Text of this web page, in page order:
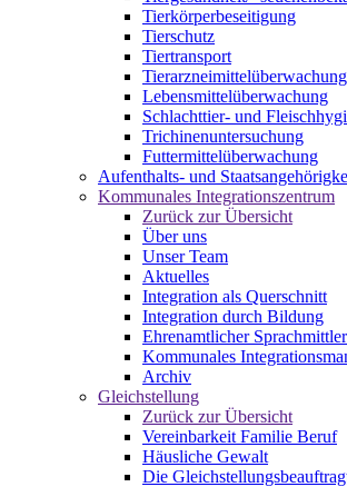
Tierkörperbeseitigung
Tierschutz
Tiertransport
Tierarzneimittelüberwachung
Lebensmittelüberwachung
Schlachttier- und
Trichinenuntersuchung
Futtermittelüberwachung
Aufenthalts- und
Kommunales Integrationszentrum
Zurück zur Übersicht
Über uns
Unser Team
Aktuelles
Integration als Querschnitt
Integration durch Bildung
Ehrenamtlicher
Kommunales
Archiv
Gleichstellung
Zurück zur Übersicht
Vereinbarkeit Familie Beruf
Häusliche Gewalt
Die